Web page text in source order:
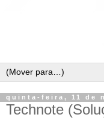
quinta-feira, 11 de
Technote